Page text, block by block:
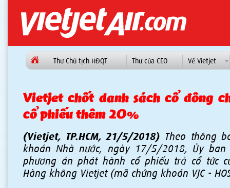
Thư Chủ tịch HĐQT Thư của CEO Về Vietjet
Vietjet chốt danh sách cổ đông
cổ phiếu thêm 20%
(Vietjet, TP.HCM, 21/5/2018) Theo thông
khoán Nhà nước, ngày 17/5/2018, Ủy
phương án phát hành cổ phiếu trả cổ tức
Hàng không Vietjet (mã chứng khoán VJC -